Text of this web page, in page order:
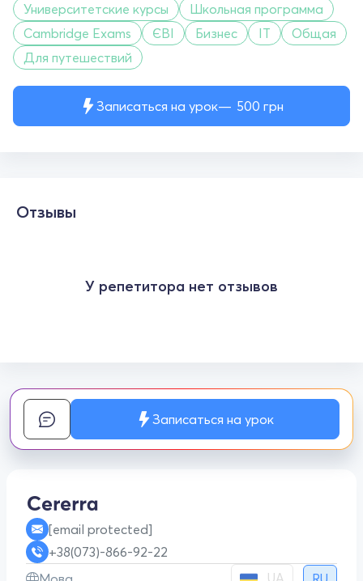
Записаться на урок 500 грн
Университетские курсы
Школьная программа
Cambridge Exams
ЄВІ Бизнес IT
Общая
Для путешествий
Отзывы
У репетитора нет отзывов
Записаться на урок
[email protected]
+38(073)-866-92-22
UA